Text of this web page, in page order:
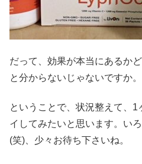
だって、効果が本当にあるか
と分からないじゃないですか
ということで、状況整えて、1
イしてみたいと思います。い
(笑)、少々お待ち下さいね。